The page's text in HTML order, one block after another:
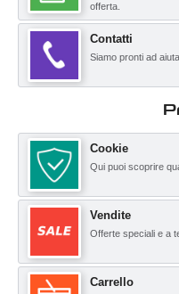
offerta.
Contatti
Siamo pronti ad
Cookie
Qui puoi scoprire
Vendite
Offerte speciali e a
Carrello